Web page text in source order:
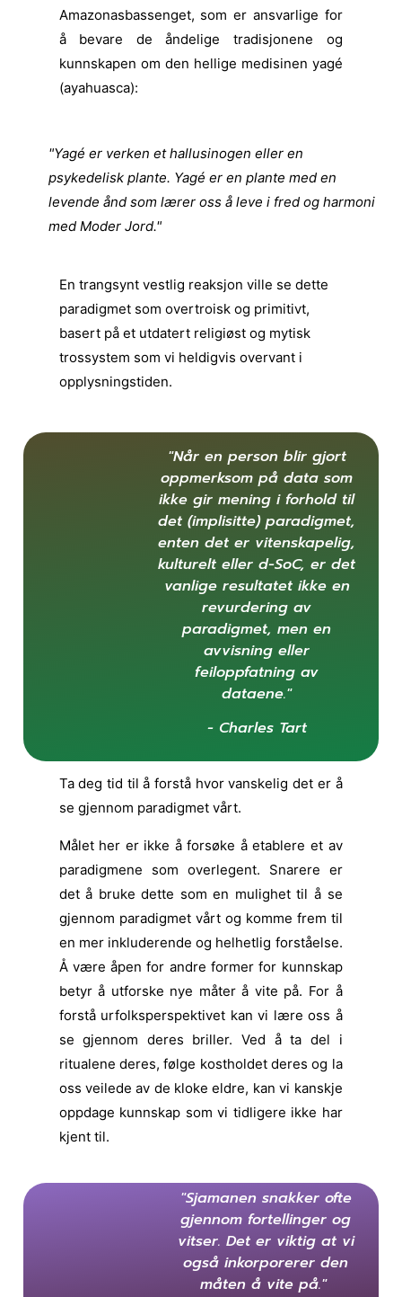
Amazonasbassenget, som er ansvarlige for
å bevare de åndelige tradisjonene og
kunnskapen om den hellige medisinen yagé
(ayahuasca):
"Yagé er verken et hallusinogen eller en
psykedelisk plante. Yagé er en plante med en
levende ånd som lærer oss å leve i fred og harmoni
med Moder Jord."
En trangsynt vestlig reaksjon ville se dette
paradigmet som overtroisk og primitivt,
basert på et utdatert religiøst og mytisk
trossystem som vi heldigvis overvant i
opplysningstiden.
"Når en person blir gjort
oppmerksom på data som
ikke gir mening i forhold til
det (implisitte) paradigmet,
enten det er vitenskapelig,
kulturelt eller d-SoC, er det
vanlige resultatet ikke en
revurdering av
paradigmet, men en
avvisning eller
feiloppfatning av
dataene."
- Charles Tart
Ta deg tid til å forstå hvor vanskelig det er å
se gjennom paradigmet vårt.
Målet her er ikke å forsøke å etablere et av
paradigmene som overlegent. Snarere er
det å bruke dette som en mulighet til å se
gjennom paradigmet vårt og komme frem til
en mer inkluderende og helhetlig forståelse.
Å være åpen for andre former for kunnskap
betyr å utforske nye måter å vite på. For å
forstå urfolksperspektivet kan vi lære oss å
se gjennom deres briller. Ved å ta del i
ritualene deres, følge kostholdet deres og la
oss veilede av de kloke eldre, kan vi kanskje
oppdage kunnskap som vi tidligere ikke har
kjent til.
"Sjamanen snakker ofte
gjennom fortellinger og
vitser. Det er viktig at vi
også inkorporerer den
måten å vite på."